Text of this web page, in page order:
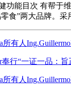
功能目次 有帮于
食”两大品牌。采
有人
奉行“一证一品：旨
有人